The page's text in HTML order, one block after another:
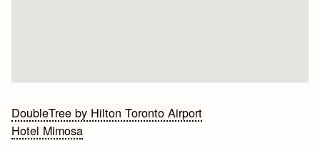
Bericht
navigatie
DoubleTree by Hilton Toronto Airport
Hotel Mimosa